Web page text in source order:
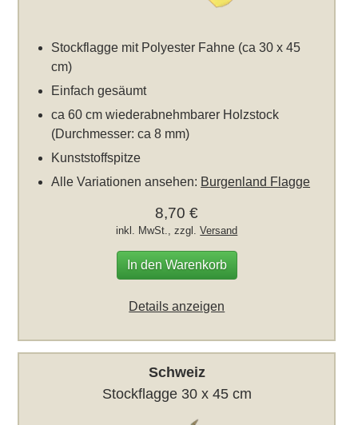
Stockflagge mit Polyester Fahne (ca 30 x 45
cm)
Einfach gesäumt
ca 60 cm wiederabnehmbarer Holzstock
(Durchmesser: ca 8 mm)
Kunststoffspitze
Alle Variationen ansehen: Burgenland Flagge
8,70 €
inkl. MwSt., zzgl.Versand
In den Warenkorb
Details anzeigen
Schweiz
Stockflagge 30 x 45 cm